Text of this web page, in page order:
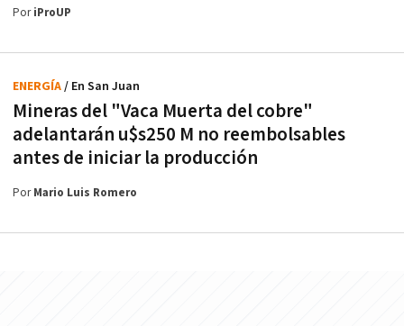
PoriProUP
Mineras del "Vaca Muerta del cobre"
adelantarán u$s250 M no reembolsables
antes de iniciar la producción
ENERGÍA/ En San Juan
PorMario Luis Romero